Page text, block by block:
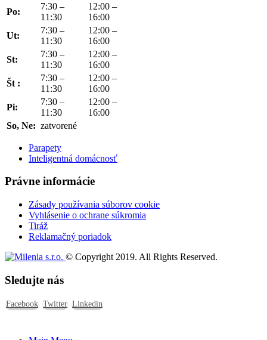
Po:
7:30 –
11:30
12:00 –
16:00
Ut:
7:30 –
11:30
12:00 –
16:00
St:
7:30 –
11:30
12:00 –
16:00
Št :
7:30 –
11:30
12:00 –
16:00
Pi:
7:30 –
11:30
12:00 –
16:00
So, Ne: zatvorené
Parapety
Inteligentná domácnosť
Právne informácie
Zásady používania súborov cookie
Vyhlásenie o ochrane súkromia
Tiráž
Reklamačný poriadok
© Copyright 2019. All Rights Reserved.
Sledujte nás
Facebook Twitter Linkedin